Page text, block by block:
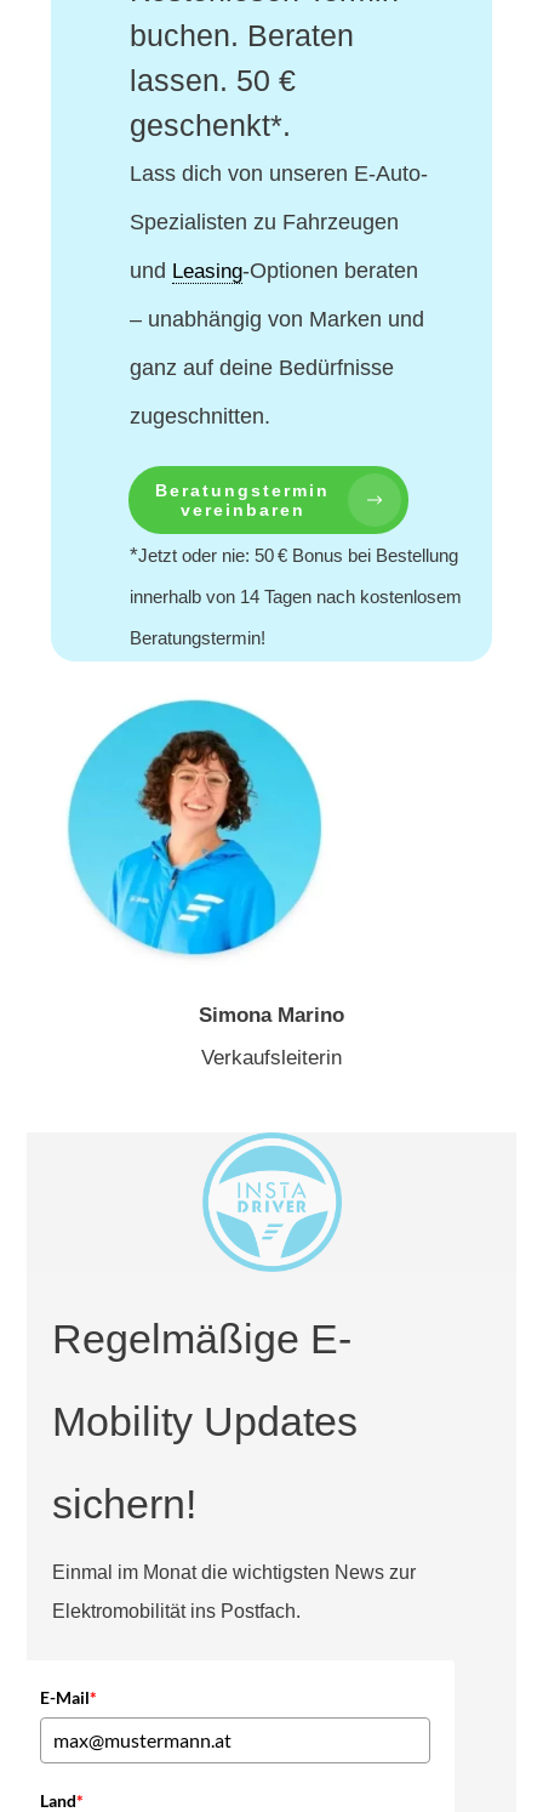
buchen. Beraten
lassen. 50 €
geschenkt*.
Lass dich von unseren E-Auto-
Spezialisten zu Fahrzeugen
und Leasing-Optionen beraten
– unabhängig von Marken und
ganz auf deine Bedürfnisse
zugeschnitten.
Beratungstermin
vereinbaren
*Jetzt oder nie: 50 € Bonus bei Bestellung
innerhalb von 14 Tagen nach kostenlosem
Beratungstermin!
Simona Marino
Verkaufsleiterin
Regelmäßige E-
Mobility Updates
sichern!
Einmal im Monat die wichtigsten News zur
Elektromobilität ins Postfach.
E-Mail*
Land*